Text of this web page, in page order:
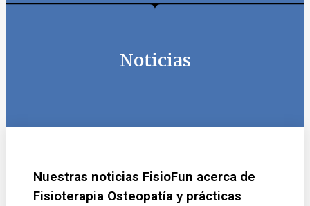
Noticias
Nuestras noticias FisioFun acerca de
Fisioterapia Osteopatía y prácticas